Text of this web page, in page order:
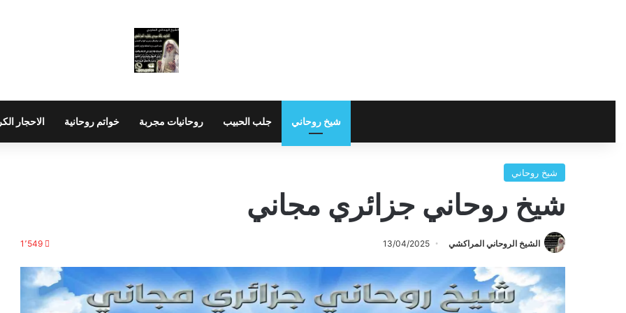
شيخ روحاني جلب الحبيب روحانيات مجربة خواتم روحانية الاحجار
شيخ روحاني
شيخ روحاني جزائري مجاني
الشيخ الروحاني المراكشي 13/04/2025 1٬549